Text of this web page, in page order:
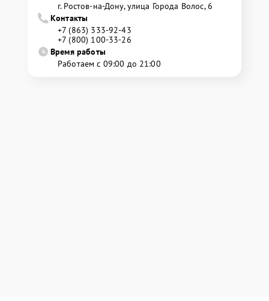
г. Ростов-на-Дону, улица Города Волос, 6
Контакты
+7 (863) 333-92-43
+7 (800) 100-33-26
Время работы
Работаем с 09:00 до 21:00